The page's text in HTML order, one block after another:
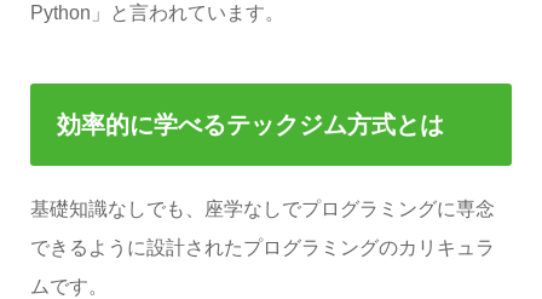
Python」と言われています。
効率的に学べるテックジム方式とは
基礎知識なしでも、座学なしでプログラミングに専念
できるように設計されたプログラミングのカリキュラ
ムです。